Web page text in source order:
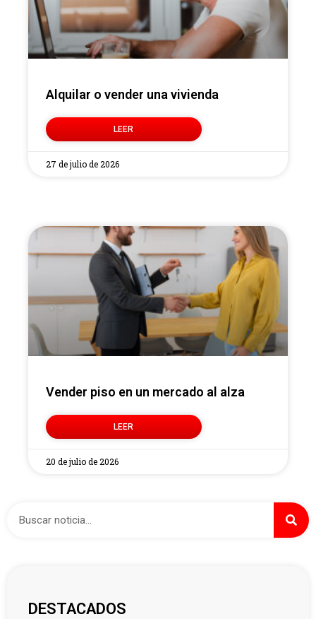
Alquilar o vender una vivienda
LEER
27 de julio de 2026
Vender piso en un mercado al alza
LEER
20 de julio de 2026
DESTACADOS